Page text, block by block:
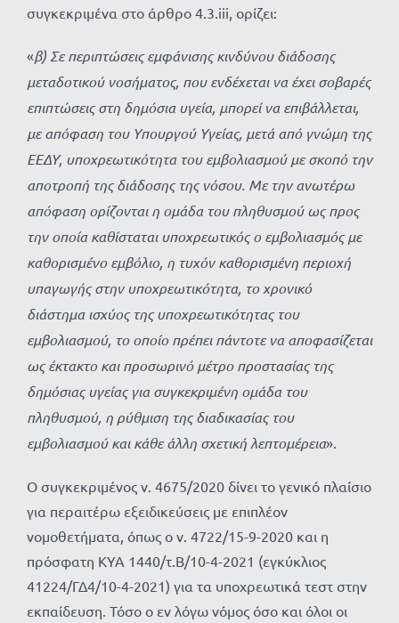
συγκεκριμένα στο άρθρο 4.3.iii, ορίζει:
«β) Σε περιπτώσεις εμφάνισης κινδύνου διάδοσης
μεταδοτικού νοσήματος, που ενδέχεται να έχει σοβαρές
επιπτώσεις στη δημόσια υγεία, μπορεί να επιβάλλεται,
με απόφαση του Υπουργού Υγείας, μετά από γνώμη της
ΕΕΔΥ, υποχρεωτικότητα του εμβολιασμού με σκοπό την
αποτροπή της διάδοσης της νόσου. Με την ανωτέρω
απόφαση ορίζονται η ομάδα του πληθυσμού ως προς
την οποία καθίσταται υποχρεωτικός ο εμβολιασμός με
καθορισμένο εμβόλιο, η τυχόν καθορισμένη περιοχή
υπαγωγής στην υποχρεωτικότητα, το χρονικό
διάστημα ισχύος της υποχρεωτικότητας του
εμβολιασμού, το οποίο πρέπει πάντοτε να αποφασίζεται
ως έκτακτο και προσωρινό μέτρο προστασίας της
δημόσιας υγείας για συγκεκριμένη ομάδα του
πληθυσμού, η ρύθμιση της διαδικασίας του
εμβολιασμού και κάθε άλλη σχετική λεπτομέρεια».
Ο συγκεκριμένος ν. 4675/2020 δίνει το γενικό πλαίσιο
για περαιτέρω εξειδικεύσεις με επιπλέον
νομοθετήματα, όπως ο ν. 4722/15-9-2020 και η
πρόσφατη ΚΥΑ 1440/τ.Β/10-4-2021 (εγκύκλιος
41224/ΓΔ4/10-4-2021) για τα υποχρεωτικά τεστ στην
εκπαίδευση. Τόσο ο εν λόγω νόμος όσο και όλοι οι